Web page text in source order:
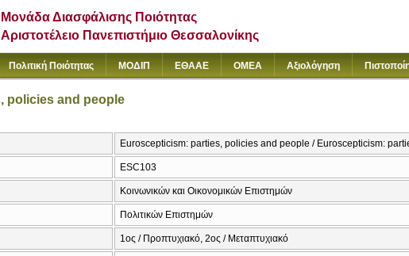
Μονάδα Διασφάλισης Ποιότητας
Αριστοτέλειο Πανεπιστήμιο Θεσσαλονίκης
Πολιτική Ποιότητας ΜΟΔΙΠ ΕΘΑΑΕ ΟΜΕΑ Αξιολόγηση
policies and people
Euroscepticism: parties, policies and people / Euroscepticism:
ESC103
Κοινωνικών και Οικονομικών Επιστημών
Πολιτικών Επιστημών
1ος / Προπτυχιακό, 2ος / Μεταπτυχιακό